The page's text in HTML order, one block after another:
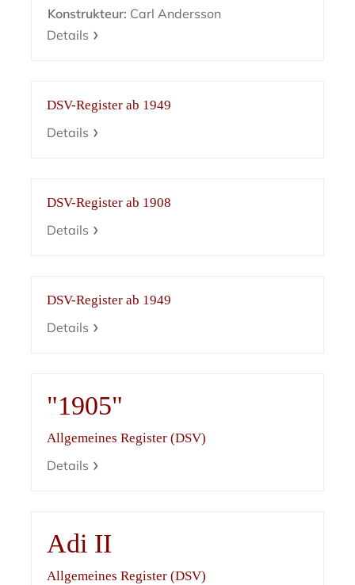
Konstrukteur: Carl Andersson
Details
DSV-Register ab 1949
Details
DSV-Register ab 1908
Details
DSV-Register ab 1949
Details
"1905"
Allgemeines Register (DSV)
Details
Adi II
Allgemeines Register (DSV)